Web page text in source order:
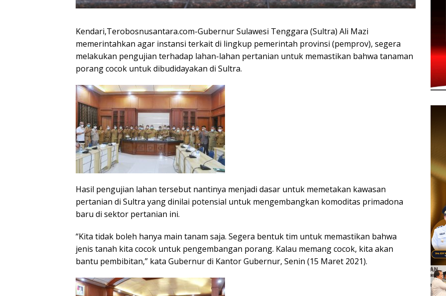
Kendari,Terobosnusantara.com-Gubernur Sulawesi Tenggara (Sultra) Ali Mazi
memerintahkan agar instansi terkait di lingkup pemerintah provinsi (pemprov), segera
melakukan pengujian terhadap lahan-lahan pertanian untuk memastikan bahwa tanaman
porang cocok untuk dibudidayakan di Sultra.
Hasil pengujian lahan tersebut nantinya menjadi dasar untuk memetakan kawasan
pertanian di Sultra yang dinilai potensial untuk mengembangkan komoditas primadona
baru di sektor pertanian ini.
“Kita tidak boleh hanya main tanam saja. Segera bentuk tim untuk memastikan bahwa
jenis tanah kita cocok untuk pengembangan porang. Kalau memang cocok, kita akan
bantu pembibitan,” kata Gubernur di Kantor Gubernur, Senin (15 Maret 2021).